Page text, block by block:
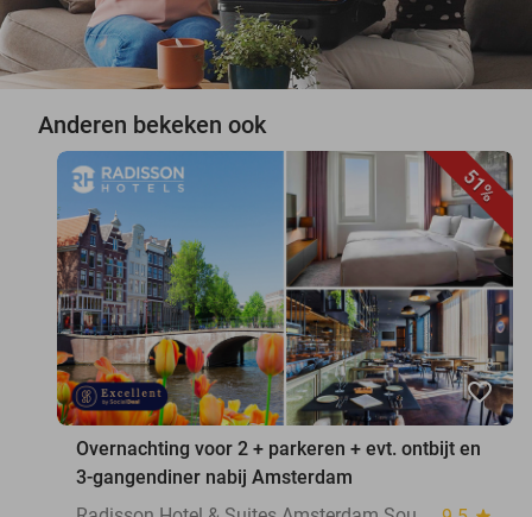
Anderen bekeken ook
51%
favorite_border
Overnachting voor 2 + parkeren + evt. ontbijt en
3-gangendiner nabij Amsterdam